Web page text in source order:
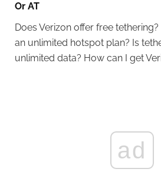
Or AT
Does Verizon offer free
an unlimited hotspot plan? Is
unlimited data? How can I get
ad